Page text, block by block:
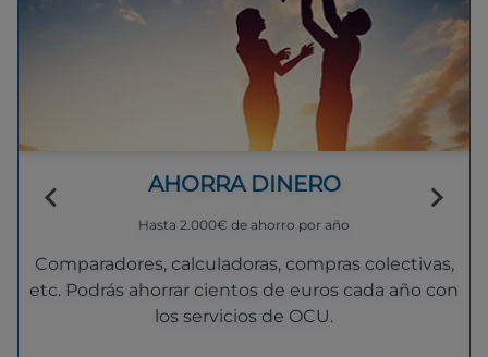
AHORRA DINERO
Hasta 2.000€ de ahorro por año
Comparadores, calculadoras, compras colectivas,
etc. Podrás ahorrar cientos de euros cada año con
los servicios de OCU.